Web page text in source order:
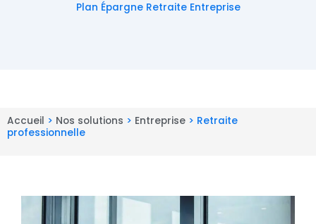
Plan Épargne Retraite Entreprise
Accueil > Nos solutions > Entreprise > Retraite
professionnelle